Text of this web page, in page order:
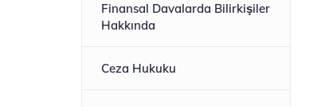
Finansal Davalarda Bilirkişiler
Hakkında
Ceza Hukuku